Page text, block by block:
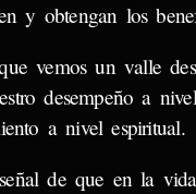
y obtengan los
vemos un valle
desempeño a
a nivel espiritual.
de que en la